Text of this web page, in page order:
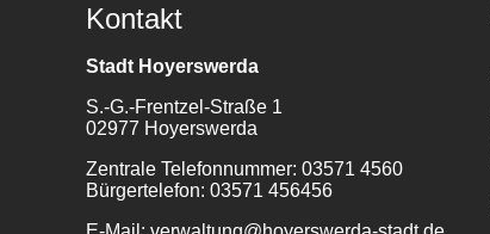
Kontakt
Stadt Hoyerswerda
S.-G.-Frentzel-Straße 1
02977 Hoyerswerda
Zentrale Telefonnummer: 03571 4560
Bürgertelefon: 03571 456456